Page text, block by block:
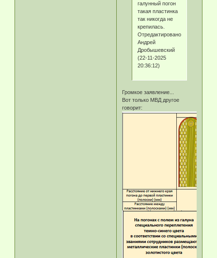
галунный погон
такая пластинка
так никогда не
крепилась.
Отредактировано
Андрей
Дробышевский
(22-11-2025
20:36:12)
Громкое заявление...
Вот только МВД другое
говорит: